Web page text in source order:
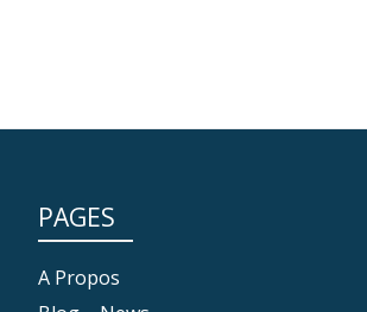
PAGES
A Propos